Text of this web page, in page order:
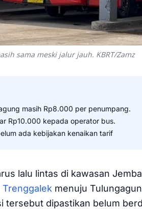
sama meski jalur jauh. KBRT/Zamz
masih Rp8.000 per penumpang.
Rp10.000 kepada operator bus.
ada kebijakan kenaikan tarif
lalu lintas di kawasan
Trenggalek menuju
tersebut dipastikan belum